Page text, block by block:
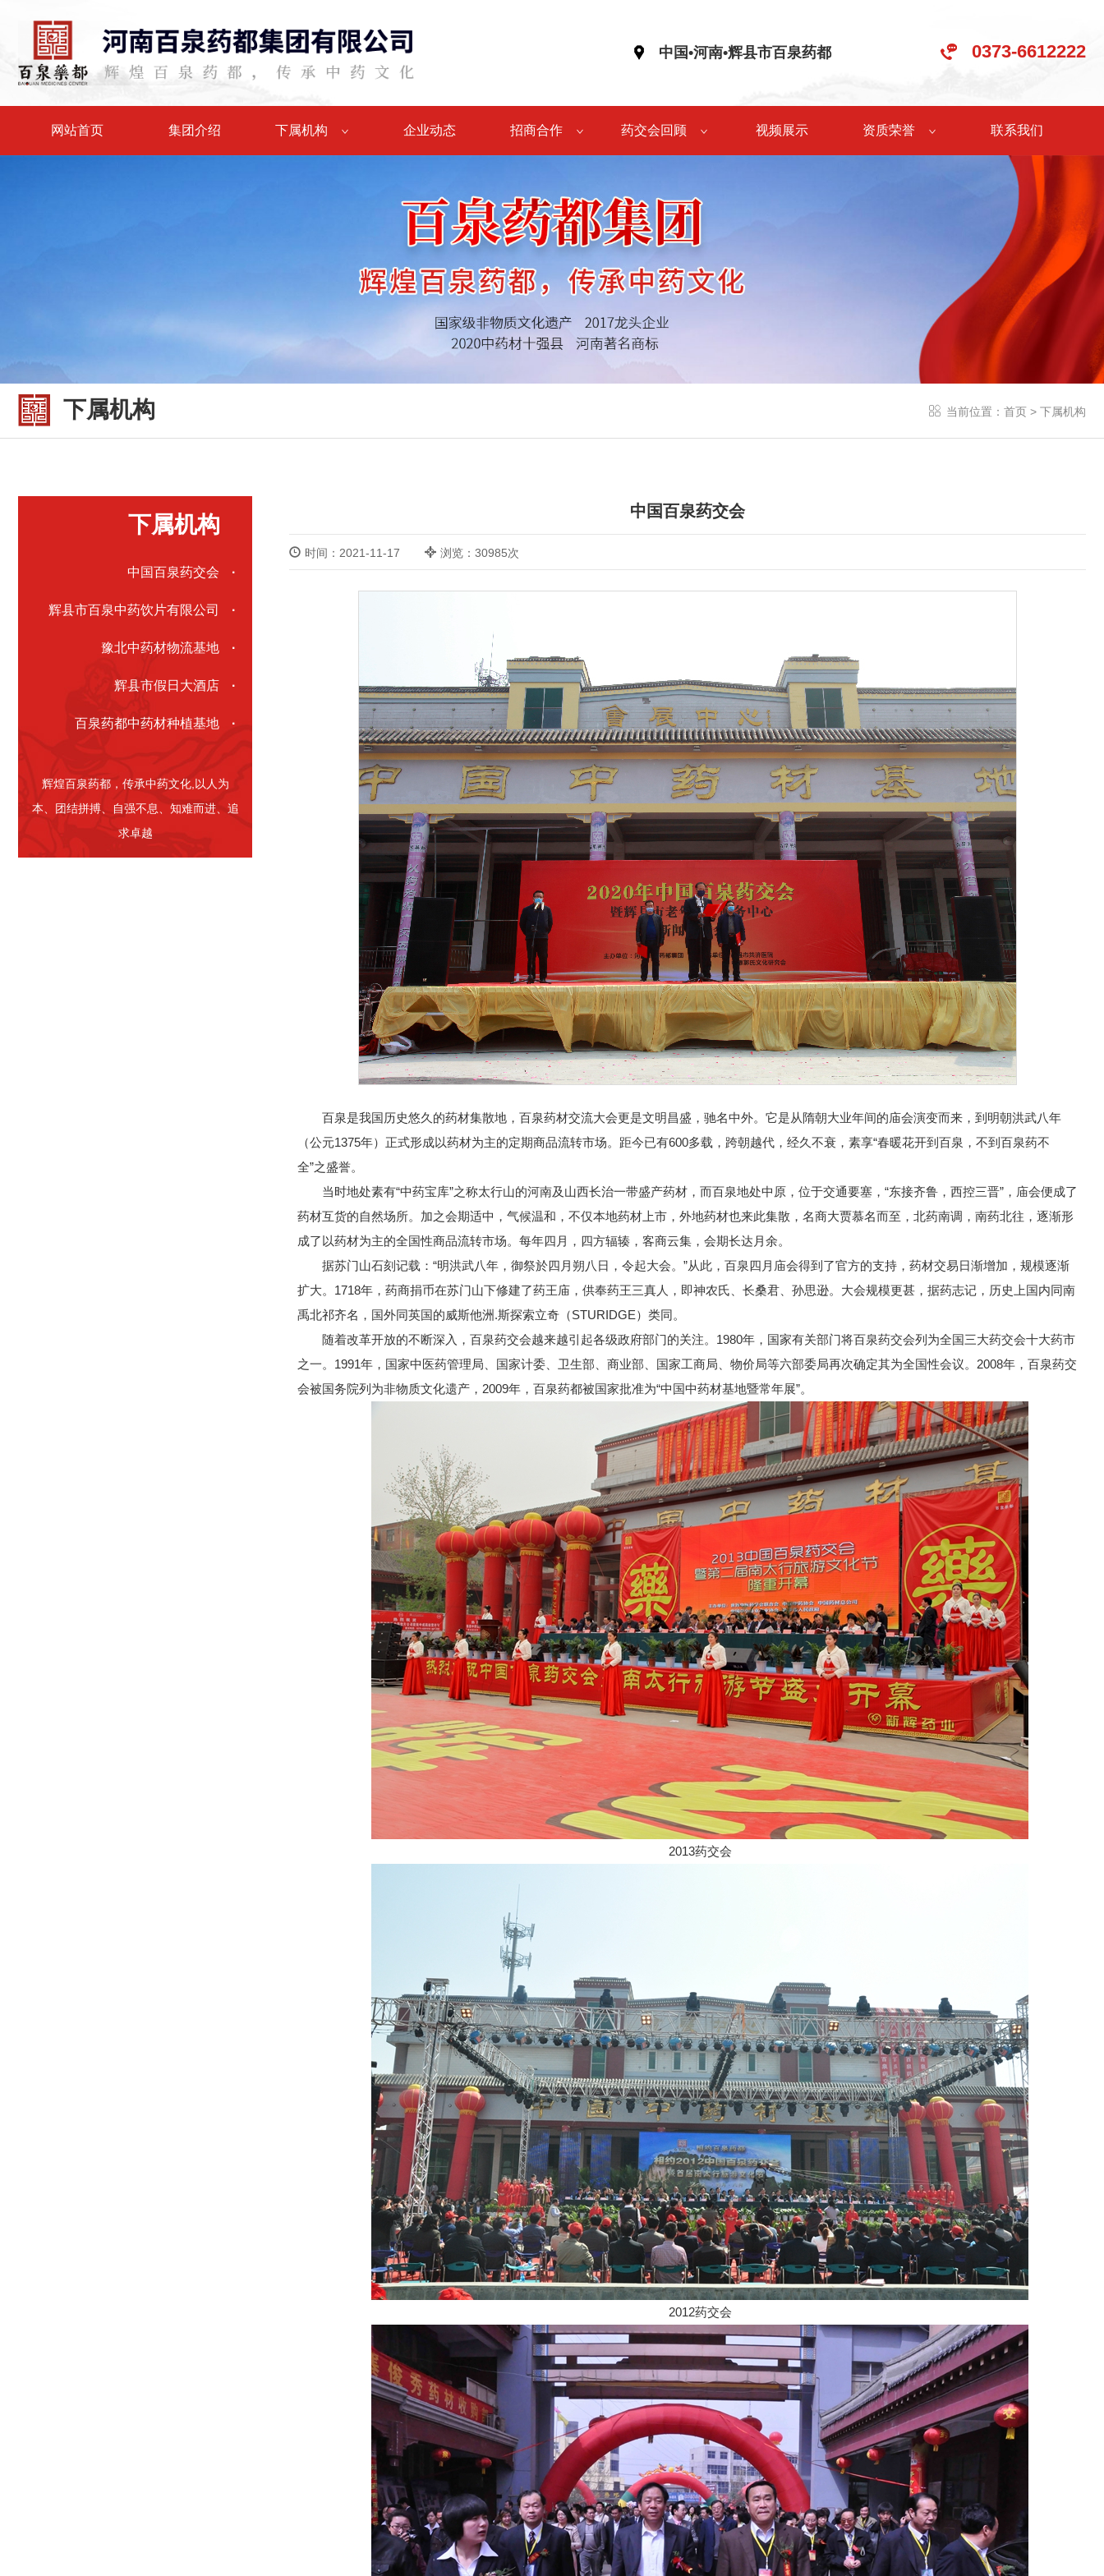
中国•河南•辉县市百泉药都 0373-6612222
网站首页 集团介绍 下属机构 企业动态 招商合作 药交会回顾 视频展示 资质荣誉 联系我们
下属机构 当前位置： 首页 > 下属机构
中国百泉药交会
时间：2021-11-17 浏览：30985次
百泉是我国历史悠久的药材集散地，百泉药材交流大会更是文明昌盛，驰名中外。它是从隋朝大业年间的庙会演变而来，到明朝洪武八年
（公元1375年）正式形成以药材为主的定期商品流转市场。距今已有600多载，跨朝越代，经久不衰，素享“春暖花开到百泉，不到百泉药不
全”之盛誉。
当时地处素有“中药宝库”之称太行山的河南及山西长治一带盛产药材，而百泉地处中原，位于交通要塞，“东接齐鲁，西控三晋”，庙会便成了
药材互货的自然场所。加之会期适中，气候温和，不仅本地药材上市，外地药材也来此集散，名商大贾慕名而至，北药南调，南药北往，逐渐形
成了以药材为主的全国性商品流转市场。每年四月，四方辐辏，客商云集，会期长达月余。
据苏门山石刻记载：“明洪武八年，御祭於四月朔八日，令起大会。”从此，百泉四月庙会得到了官方的支持，药材交易日渐增加，规模逐渐
扩大。1718年，药商捐币在苏门山下修建了药王庙，供奉药王三真人，即神农氏、长桑君、孙思逊。大会规模更甚，据药志记，历史上国内同南
禹北祁齐名，国外同英国的威斯他洲.斯探索立奇（STURIDGE）类同。
随着改革开放的不断深入，百泉药交会越来越引起各级政府部门的关注。1980年，国家有关部门将百泉药交会列为全国三大药交会十大药市
之一。1991年，国家中医药管理局、国家计委、卫生部、商业部、国家工商局、物价局等六部委局再次确定其为全国性会议。2008年，百泉药交
会被国务院列为非物质文化遗产，2009年，百泉药都被国家批准为“中国中药材基地暨常年展”。
2013药交会
2012药交会
下属机构
中国百泉药交会 ·
辉县市百泉中药饮片有限公司 ·
豫北中药材物流基地 ·
辉县市假日大酒店 ·
百泉药都中药材种植基地 ·
辉煌百泉药都，传承中药文化,以人为
本、团结拼搏、自强不息、知难而进、追
求卓越